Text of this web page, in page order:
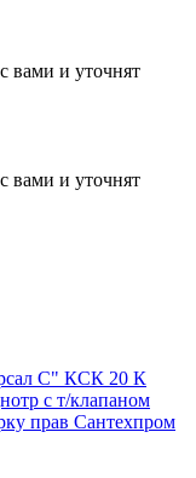
вами и уточнят
вами и уточнят
С" КСК 20 К
с т/клапаном
прав Сантехпром